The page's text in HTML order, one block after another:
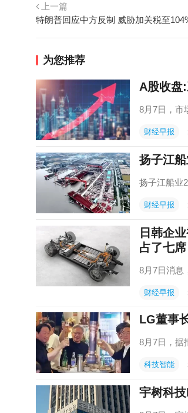
上一篇
特朗普​​回应中方反制​ 威胁加关税​至​
为您推荐
A股收盘
8月7日，市
财经早报
扬子江
扬子江船业‌
财经早报
日韩企
占了七席
8月7日消息
财经早报
LG董事
8月7日，据
科技智能
宇树科